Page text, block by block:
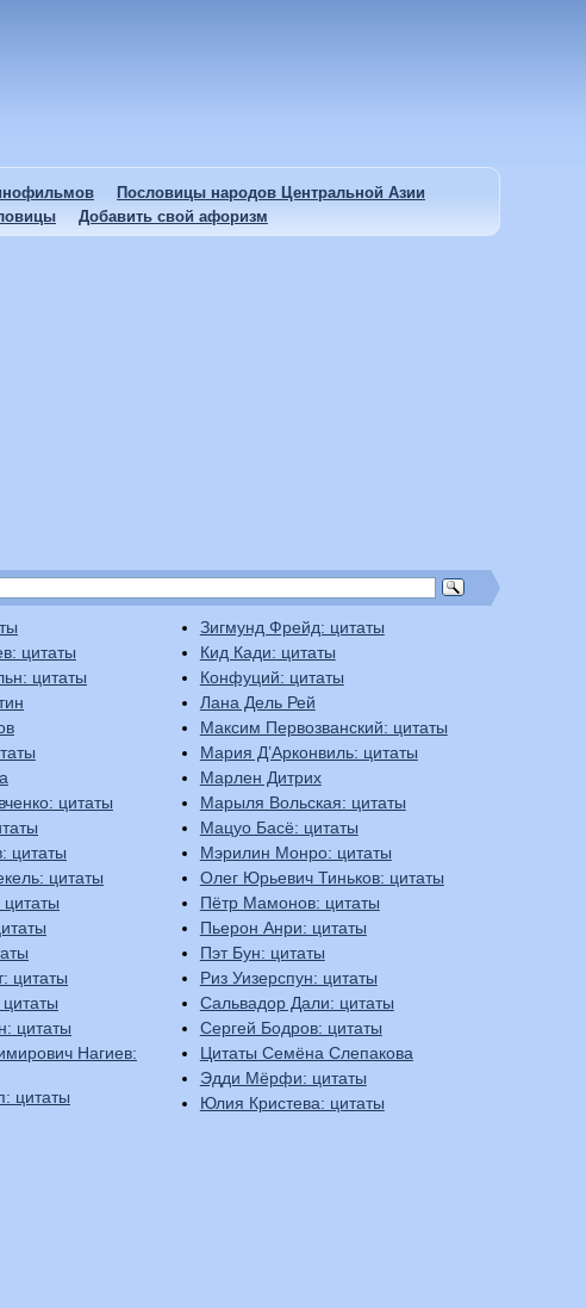
Пословицы народов Центральной Азии
Добавить свой афоризм
цитаты
цитаты
цитаты
цитаты
цитаты
цитаты
цитаты
цитаты
Нагиев:
цитаты
Зигмунд Фрейд: цитаты
Кид Кади: цитаты
Конфуций: цитаты
Лана Дель Рей
Максим Первозванский: цитаты
Мария Д’Арконвиль: цитаты
Марлен Дитрих
Марыля Вольская: цитаты
Мацуо Басё: цитаты
Мэрилин Монро: цитаты
Олег Юрьевич Тиньков: цитаты
Пётр Мамонов: цитаты
Пьерон Анри: цитаты
Пэт Бун: цитаты
Риз Уизерспун: цитаты
Сальвадор Дали: цитаты
Сергей Бодров: цитаты
Цитаты Семёна Слепакова
Эдди Мёрфи: цитаты
Юлия Кристева: цитаты